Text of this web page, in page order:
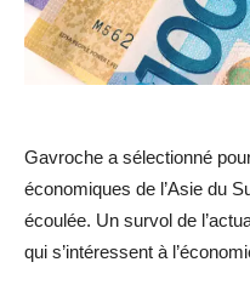
Gavroche a sélectionné
économiques de l’Asie du
écoulée. Un survol de
qui s’intéressent à